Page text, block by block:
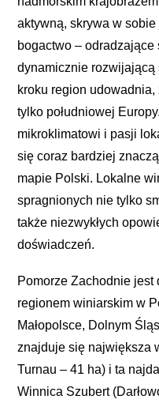
aktywną, skrywa w
bogactwo –
dynamicznie rozwijającą
kroku region
tylko południowej
mikroklimatowi i pasji
się coraz bardziej
mapie Polski. Lokalne
spragnionych nie tylko
także niezwykłych
doświadczeń.
Pomorze Zachodnie
regionem winiarskim w
Małopolsce, Dolnym
znajduje się największa
Turnau – 41 ha) i ta
Winnica Szubert